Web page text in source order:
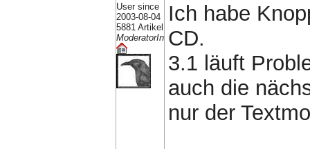
User since
2003-08-04
5881 Artikel
ModeratorIn
Ich habe
CD.
3.1 läuft
auch die
nur der